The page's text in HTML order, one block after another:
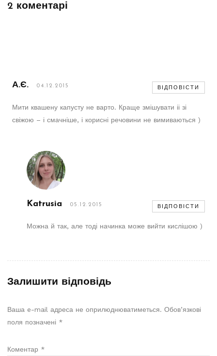
2 коментарі
А.Є. 04.12.2015 ВІДПОВІСТИ
Мити квашену капусту не варто. Краще змішувати іі зі
свіжою – і смачніше, і корисні речовини не вимиваються )
Katrusia 05.12.2015 ВІДПОВІСТИ
Можна й так, але тоді начинка може вийти кислішою )
Залишити відповідь
Ваша e-mail адреса не оприлюднюватиметься. Обов’язкові
поля позначені *
Коментар *